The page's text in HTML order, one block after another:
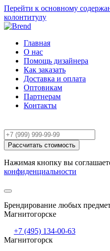
Перейти к основному
колонтитулу
Главная
О нас
Помощь дизайнера
Как заказать
Доставка и оплата
Оптовикам
Партнерам
Контакты
Рассчитать стоимость
Нажимая кнопку вы
конфиденциальности
Брендирование любых
Магнитогорске
+7 (495) 134-00-63
Магнитогорск